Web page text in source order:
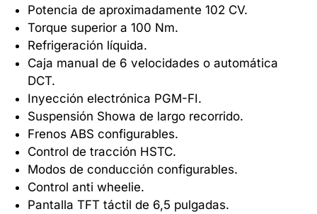
Potencia de aproximadamente 102 CV.
Torque superior a 100 Nm.
Refrigeración líquida.
Caja manual de 6 velocidades o automática
DCT.
Inyección electrónica PGM-FI.
Suspensión Showa de largo recorrido.
Frenos ABS configurables.
Control de tracción HSTC.
Modos de conducción configurables.
Control anti wheelie.
Pantalla TFT táctil de 6,5 pulgadas.